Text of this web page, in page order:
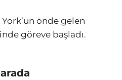
York’un önde gelen
göreve başladı.